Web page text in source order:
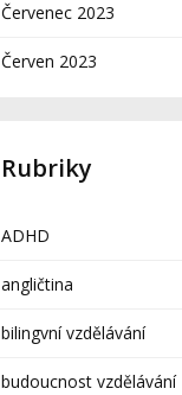
Červenec 2023
Červen 2023
Rubriky
ADHD
angličtina
bilingvní vzdělávání
budoucnost vzdělávání